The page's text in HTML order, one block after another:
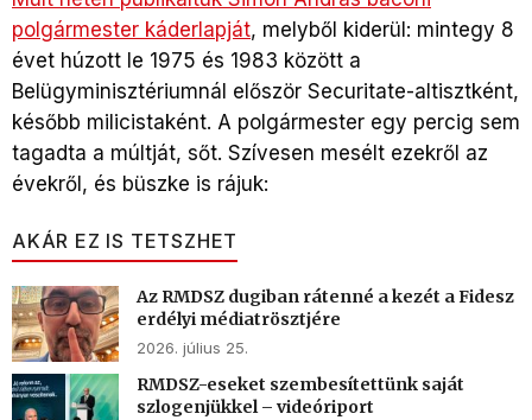
polgármester káderlapját, melyből kiderül: mintegy 8
évet húzott le 1975 és 1983 között a
Belügyminisztériumnál először Securitate-altisztként,
később milicistaként. A polgármester egy percig sem
tagadta a múltját, sőt. Szívesen mesélt ezekről az
évekről, és büszke is rájuk:
AKÁR EZ IS TETSZHET
Az RMDSZ dugiban rátenné a kezét a Fidesz
erdélyi médiatrösztjére
2026. július 25.
RMDSZ-eseket szembesítettünk saját
szlogenjükkel – videóriport